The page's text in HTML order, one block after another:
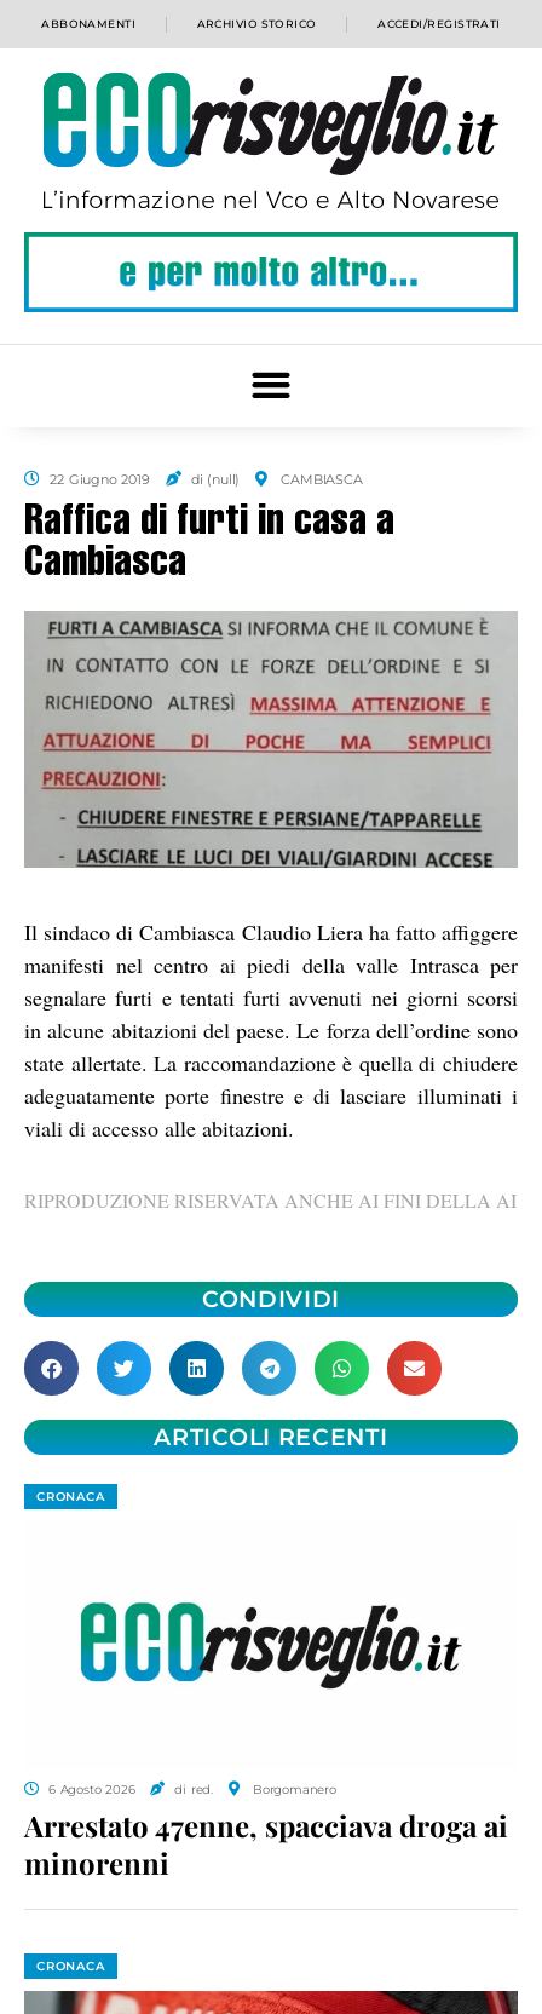
ABBONAMENTI ARCHIVIO STORICO ACCEDI/REGISTRATI
22 Giugno 2019 di (null) CAMBIASCA
Raffica di furti in casa a
Cambiasca
Il sindaco di Cambiasca Claudio Liera ha fatto affiggere
manifesti nel centro ai piedi della valle Intrasca per
segnalare furti e tentati furti avvenuti nei giorni scorsi
in alcune abitazioni del paese. Le forza dell’ordine sono
state allertate. La raccomandazione è quella di chiudere
adeguatamente porte finestre e di lasciare illuminati i
viali di accesso alle abitazioni.
RIPRODUZIONE RISERVATA ANCHE AI FINI DELLA AI
CONDIVIDI
ARTICOLI RECENTI
CRONACA
6 Agosto 2026 di red. Borgomanero
Arrestato 47enne, spacciava droga ai
minorenni
CRONACA